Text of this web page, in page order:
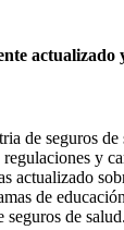
actualizado
de seguros
regulaciones y
actualizado
de
seguros de salud.